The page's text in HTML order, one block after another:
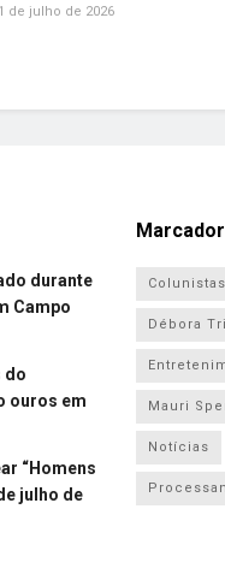
de julho de 2026
durante
Campo
do
ouros em
“Homens
julho de
Colunistas
Débora
Mauri
Notícias